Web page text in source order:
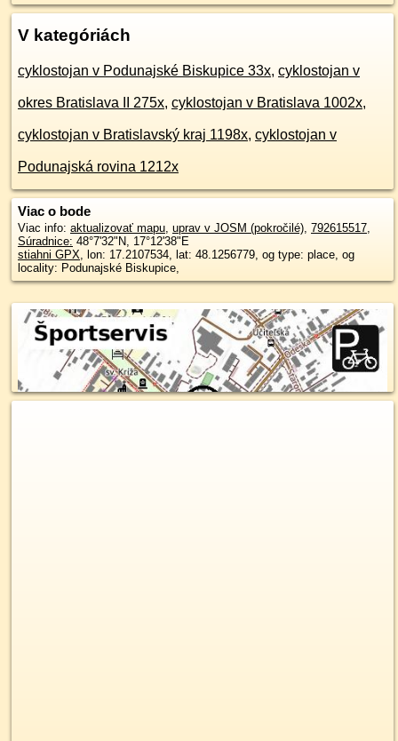
V kategóriách
cyklostojan v Podunajské Biskupice 33x, cyklostojan v
okres Bratislava II 275x, cyklostojan v Bratislava 1002x,
cyklostojan v Bratislavský kraj 1198x, cyklostojan v
Podunajská rovina 1212x
Viac o bode
Viac info: aktualizovať mapu, uprav v JOSM (pokročilé), 792615517,
Súradnice: 48°7'32"N, 17°12'38"E
stiahni GPX, lon: 17.2107534, lat: 48.1256779, og type: place, og
locality: Podunajské Biskupice,